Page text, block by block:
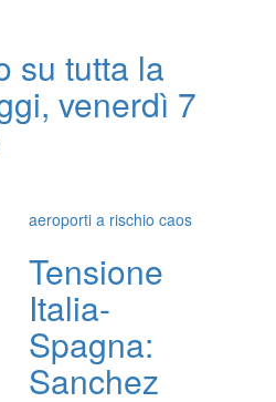
su tutta la
venerdì 7
aeroporti a rischio caos
Tensione
Italia-
Spagna:
Sanchez